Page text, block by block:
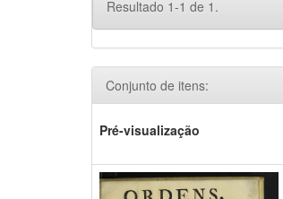
Resultado 1-1 de 1.
Conjunto de itens:
Pré-visualização